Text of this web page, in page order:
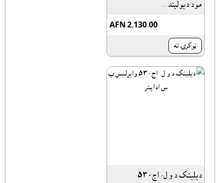
مود دیولبند...
AFN 2,130.00
ټوکرۍ ته
دیلینک د و ل- اج۵۳۰